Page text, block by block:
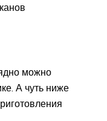
можно
А чуть ниже